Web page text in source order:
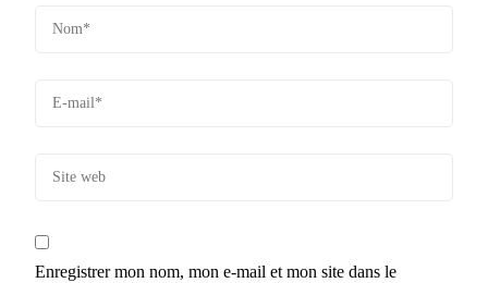
Enregistrer mon nom, mon e-mail et mon site dans le